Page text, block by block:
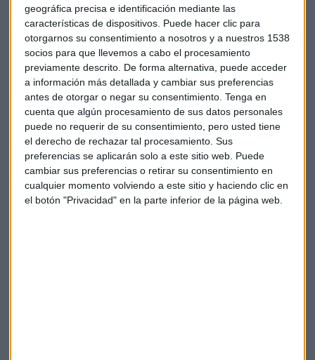
geográfica precisa e identificación mediante las
características de dispositivos. Puede hacer clic para
otorgarnos su consentimiento a nosotros y a nuestros 1538
socios para que llevemos a cabo el procesamiento
previamente descrito. De forma alternativa, puede acceder
a información más detallada y cambiar sus preferencias
antes de otorgar o negar su consentimiento. Tenga en
cuenta que algún procesamiento de sus datos personales
puede no requerir de su consentimiento, pero usted tiene
el derecho de rechazar tal procesamiento. Sus
preferencias se aplicarán solo a este sitio web. Puede
cambiar sus preferencias o retirar su consentimiento en
cualquier momento volviendo a este sitio y haciendo clic en
el botón "Privacidad" en la parte inferior de la página web.
Sin embargo, Donald Trump es contrario a ello y ha
anunciado querecurrirá ante la Corte Supremasi se
recuentan votos en días sucesivos a los comicios:
Es un fraude para el público americano, una vergüenza
para el país. Hemos ganado esta elección, francamente.
Ahora vamos a asegurar la integridad, por el bien de la
nación, así que vamos a la Corte Suprema, queremos que
todo ese voto pare,no queremos que encuentren votos
al día siguiente y los añadan a la lista".
Cámara de Representantes, resultado